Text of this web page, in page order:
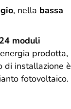
, nella bassa
24 moduli
prodotta,
di installazione è
fotovoltaico.